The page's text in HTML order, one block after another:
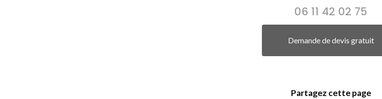
06 11 42 02 75
Demande de devis gratuit
Partagez cette page